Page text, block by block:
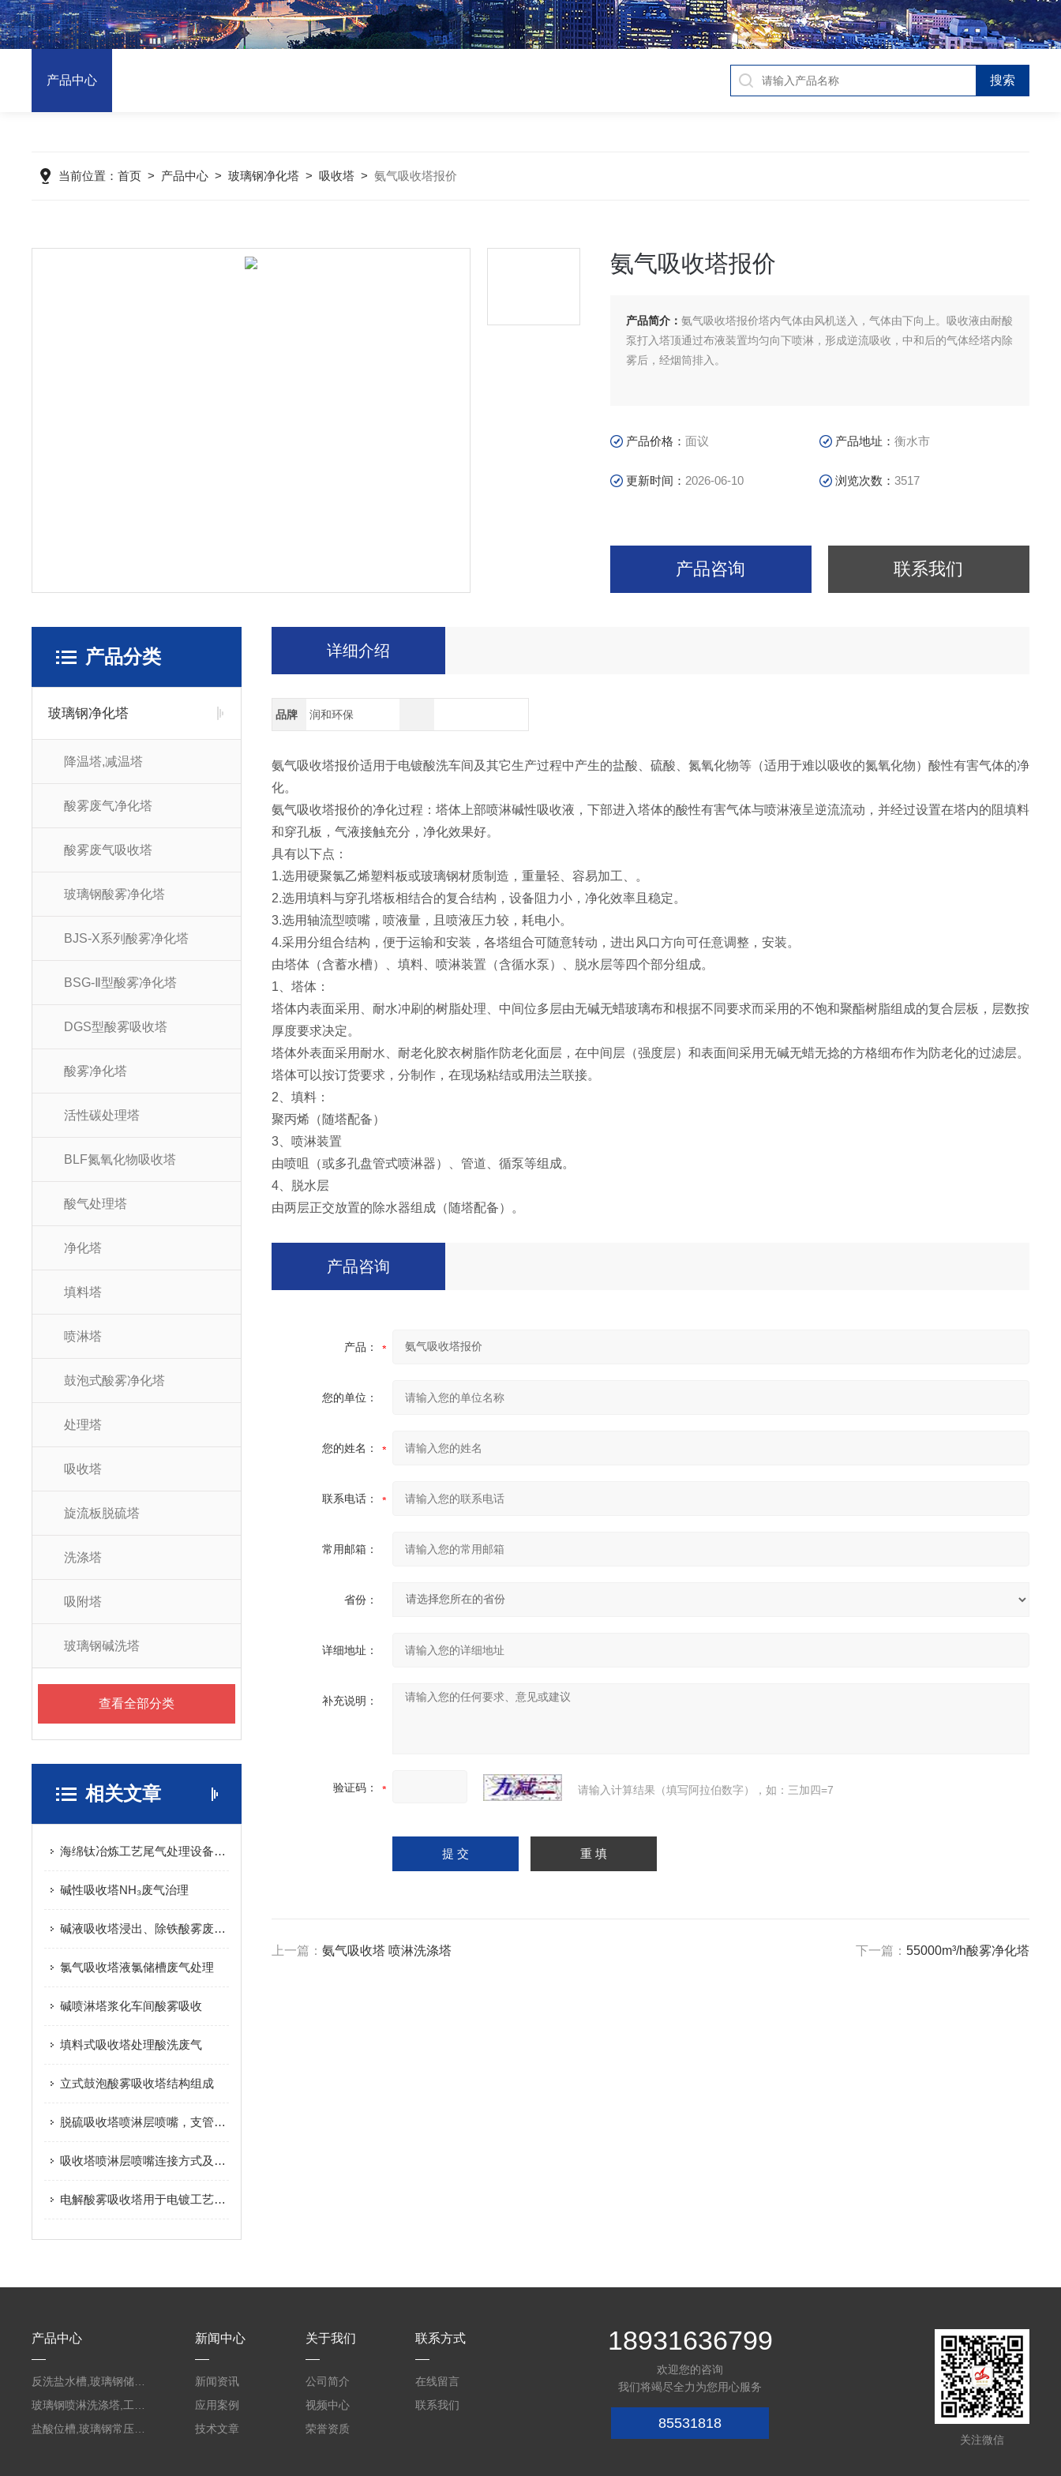
产品中心
当前位置：首页 > 产品中心 >玻璃钢净化塔 >吸收塔 >氨气吸收塔报价
氨气吸收塔报价
产品简介：氨气吸收塔报价塔内气体由风机送入，气体由下向上。吸收液由耐酸
泵打入塔顶通过布液装置均匀向下喷淋，形成逆流吸收，中和后的气体经塔内除
雾后，经烟筒排入。
产品价格：面议 产品地址：衡水市
更新时间： 2026-06-10 浏览次数：3517
产品咨询 联系我们
产品分类
玻璃钢净化塔
降温塔,减温塔
酸雾废气净化塔
酸雾废气吸收塔
玻璃钢酸雾净化塔
BJS-X系列酸雾净化塔
BSG-Ⅱ型酸雾净化塔
DGS型酸雾吸收塔
酸雾净化塔
活性碳处理塔
BLF氮氧化物吸收塔
酸气处理塔
净化塔
填料塔
喷淋塔
鼓泡式酸雾净化塔
处理塔
吸收塔
旋流板脱硫塔
洗涤塔
吸附塔
玻璃钢碱洗塔
查看全部分类
相关文章
海绵钛冶炼工艺尾气处理设备除尘器、碱液淋洗吸收塔
碱性吸收塔NH₃废气治理
碱液吸收塔浸出、除铁酸雾废气处理
氯气吸收塔液氯储槽废气处理
碱喷淋塔浆化车间酸雾吸收
填料式吸收塔处理酸洗废气
立式鼓泡酸雾吸收塔结构组成
脱硫吸收塔喷淋层喷嘴，支管维修换方案
吸收塔喷淋层喷嘴连接方式及要点
电解酸雾吸收塔用于电镀工艺中酸雾废气治理
详细介绍
品牌 润和环保
氨气吸收塔报价适用于电镀酸洗车间及其它生产过程中产生的盐酸、硫酸、氮氧化物等（适用于难以吸收的氮氧化物）酸性有害气体的净
化。
氨气吸收塔报价的净化过程：塔体上部喷淋碱性吸收液，下部进入塔体的酸性有害气体与喷淋液呈逆流流动，并经过设置在塔内的阻填料
和穿孔板，气液接触充分，净化效果好。
具有以下点：
1.选用硬聚氯乙烯塑料板或玻璃钢材质制造，重量轻、容易加工、。
2.选用填料与穿孔塔板相结合的复合结构，设备阻力小，净化效率且稳定。
3.选用轴流型喷嘴，喷液量，且喷液压力较，耗电小。
4.采用分组合结构，便于运输和安装，各塔组合可随意转动，进出风口方向可任意调整，安装。
由塔体（含蓄水槽）、填料、喷淋装置（含循水泵）、脱水层等四个部分组成。
1、塔体：
塔体内表面采用、耐水冲刷的树脂处理、中间位多层由无碱无蜡玻璃布和根据不同要求而采用的不饱和聚酯树脂组成的复合层板，层数按
厚度要求决定。
塔体外表面采用耐水、耐老化胶衣树脂作防老化面层，在中间层（强度层）和表面间采用无碱无蜡无捻的方格细布作为防老化的过滤层。
塔体可以按订货要求，分制作，在现场粘结或用法兰联接。
2、填料：
聚丙烯（随塔配备）
3、喷淋装置
由喷咀（或多孔盘管式喷淋器）、管道、循泵等组成。
4、脱水层
由两层正交放置的除水器组成（随塔配备）。
产品咨询
产品：
您的单位：
您的姓名：
联系电话：
常用邮箱：
省份：
详细地址：
补充说明：
验证码： 请输入计算结果（填写阿拉伯数字），如：三加四=7
上一篇： 氨气吸收塔 喷淋洗涤塔 下一篇： 55000m³/h酸雾净化塔
产品中心 新闻中心
新闻资讯
应用案例
技术文章
关于我们
公司简介
视频中心
荣誉资质
联系方式
在线留言
联系我们
18931636799
欢迎您的咨询
我们将竭尽全力为您用心服务
85531818
关注微信